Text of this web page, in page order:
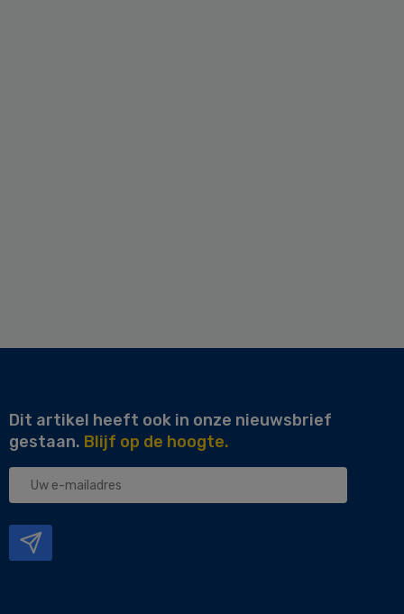
Dit artikel heeft ook in onze nieuwsbrief
gestaan. Blijf op de hoogte.
Uw